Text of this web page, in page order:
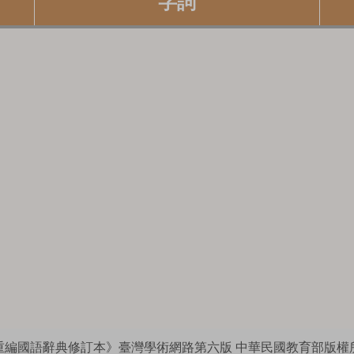
編國語辭典修訂本》臺灣學術網路第六版 中華民國教育部版權